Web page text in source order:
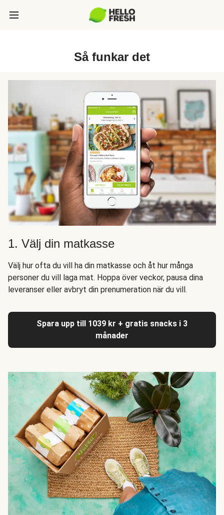
Så funkar det
1. Välj din matkasse
Välj hur ofta du vill ha din matkasse och åt hur många
personer du vill laga mat. Hoppa över veckor, pausa dina
leveranser eller avbryt din prenumeration när du vill.
Spara upp till 1039 kr + gratis snacks i 3
månader